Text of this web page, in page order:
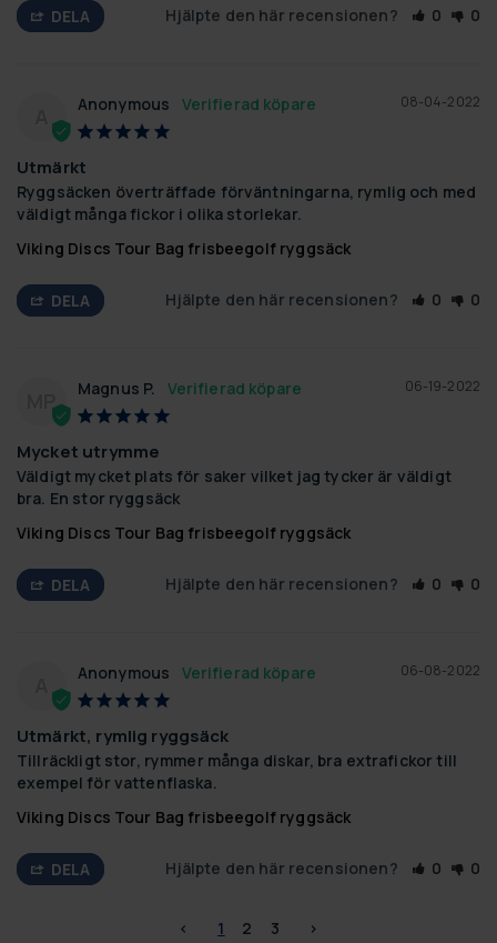
DELA Hjälpte den här recensionen? 0 0
08-04-2022
Anonymous
Utmärkt
Ryggsäcken överträffade förväntningarna, rymlig och med
väldigt många fickor i olika storlekar.
Viking Discs Tour Bag frisbeegolf ryggsäck
DELA Hjälpte den här recensionen? 0 0
MP
06-19-2022
Magnus P.
Mycket utrymme
Väldigt mycket plats för saker vilket jag tycker är väldigt
bra. En stor ryggsäck
Viking Discs Tour Bag frisbeegolf ryggsäck
DELA Hjälpte den här recensionen? 0 0
06-08-2022
Anonymous
Utmärkt, rymlig ryggsäck
Tillräckligt stor, rymmer många diskar, bra extrafickor till
exempel för vattenflaska.
Viking Discs Tour Bag frisbeegolf ryggsäck
DELA Hjälpte den här recensionen? 0 0
< 1 2 3 >